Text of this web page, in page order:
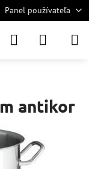
Panel používateľa
antikor